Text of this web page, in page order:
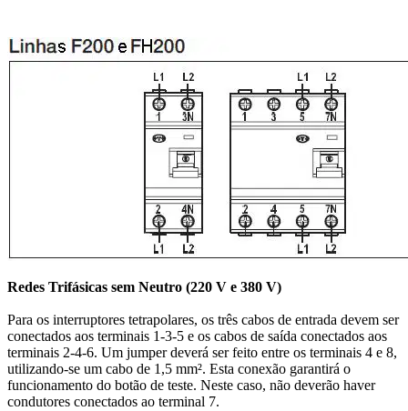
Redes Trifásicas sem Neutro (220 V e 380 V)
Para os interruptores tetrapolares, os três cabos de entrada devem ser
conectados aos terminais 1-3-5 e os cabos de saída conectados aos
terminais 2-4-6. Um jumper deverá ser feito entre os terminais 4 e 8,
utilizando-se um cabo de 1,5 mm². Esta conexão garantirá o
funcionamento do botão de teste. Neste caso, não deverão haver
condutores conectados ao terminal 7.